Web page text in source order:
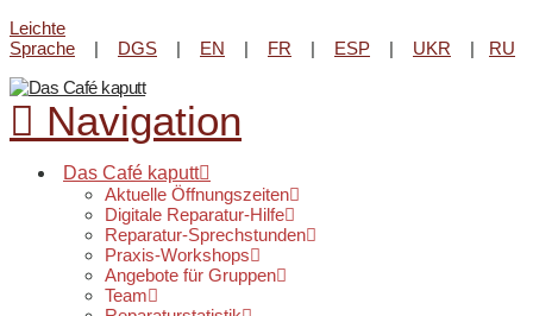
Leichte
Sprache | DGS | EN | FR | ESP | UKR | RU
Navigation
Das Café kaputt
Aktuelle Öffnungszeiten
Digitale Reparatur-Hilfe
Reparatur-Sprechstunden
Praxis-Workshops
Angebote für Gruppen
Team
Reparatur-Angebot im Lene-
Voigt Park beimKultur-Kiosk
am
Infos & Öffnungszeiten